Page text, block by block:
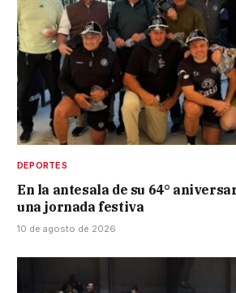
DEPORTES
En la antesala de su 64°
una jornada festiva
10 de agosto de 2026